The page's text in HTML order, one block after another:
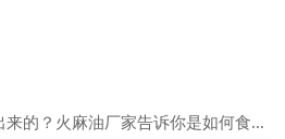
火麻油是如何压榨出来的？火麻油厂家告诉你是如何食用的